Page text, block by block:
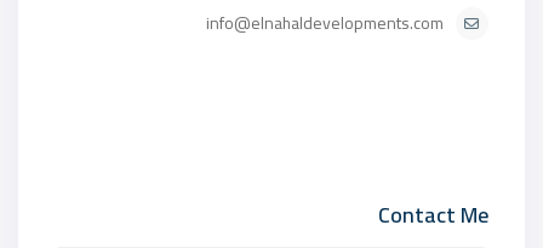
info@elnahaldevelopments.com
Contact Me